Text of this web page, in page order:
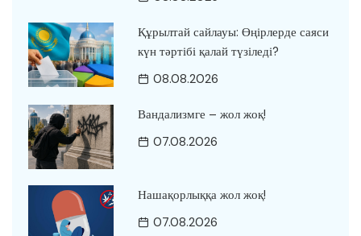
Құрылтай сайлауы: Өңірлерде саяси
күн тәртібі қалай түзіледі?
08.08.2026
Вандализмге – жол жоқ!
07.08.2026
Нашақорлыққа жол жоқ!
07.08.2026